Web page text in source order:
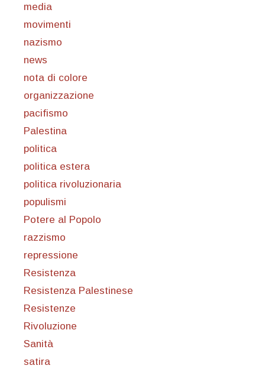
media
movimenti
nazismo
news
nota di colore
organizzazione
pacifismo
Palestina
politica
politica estera
politica rivoluzionaria
populismi
Potere al Popolo
razzismo
repressione
Resistenza
Resistenza Palestinese
Resistenze
Rivoluzione
Sanità
satira